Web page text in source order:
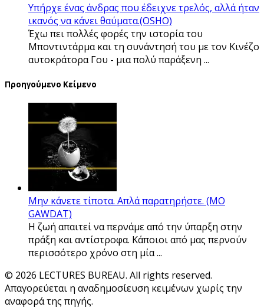
Υπήρχε ένας άνδρας που έδειχνε τρελός, αλλά ήταν
ικανός να κάνει θαύματα.(OSHO)
Έχω πει πολλές φορές την ιστορία του
Μποντιντάρμα και τη συνάντησή του με τον Κινέζο
αυτοκράτορα Γου - μια πολύ παράξενη ...
Προηγούμενο Κείμενο
Μην κάνετε τίποτα. Απλά παρατηρήστε. (MO
GAWDAT)
Η ζωή απαιτεί να περνάμε από την ύπαρξη στην
πράξη και αντίστροφα. Κάποιοι από μας περνούν
περισσότερο χρόνο στη μία ...
© 2026 LECTURES BUREAU. All rights reserved.
Απαγορεύεται η αναδημοσίευση κειμένων χωρίς την
αναφορά της πηγής.